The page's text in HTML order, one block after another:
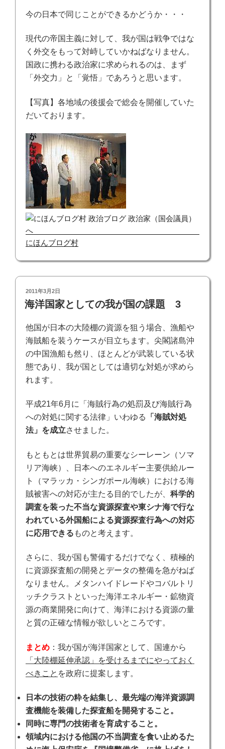
今の日本で同じことができるかどうか・・・
現代の帝国主義に対して、我が国は戦争ではな
く外交をもって対峙していかねばなりません。
国政に携わる政治家に求められるのは、まず
「外交力」と「覚悟」であろうと思います。
【写真】各地域の後援会で総会を開催していた
だいております。
にほんブログ村
投
稿
日:
2011年3月2日
海洋国家としての我が国の課題 3
他国が日本の大陸棚の資源を狙う場合、漁船や
海賊船を装うケースが目立ちます。尖閣諸島沖
の中国漁船も然り、ほとんどが武装している状
態であり、我が国としては適切な対処が求めら
れます。
平成21年6月に「海賊行為の処罰及び海賊行為
への対処に関する法律」いわゆる
「海賊対処
法」を成立させました。
もともとは世界貿易の重要なシーレーン（ソマ
リア海峡）、日本へのエネルギー主要供給ルー
ト（マラッカ・シンガポール海峡）における海
賊被害への対応が主たる目的でしたが、 科学的
調査を装った不当な資源探査や東シナ海で行な
われている外国船による資源探査行為への対応
に応用できる ものと考えます。
さらに、我が国も警備するだけでなく、積極的
に資源探査船の開発とデータの整備を急がねば
なりません。
メタンハイドレードやコバルトリ
ッチクラストといった海洋エネルギー・鉱物資
源の商業開発に向けて、海洋における資源の量
と質の正確な情報が欲しいところです。
まとめ ：我が国が海洋国家として、国連から
「大陸棚延伸承認」を受けるまでにやっておく
べきこと を政府に提案します。
日本の技術の粋を結集し、最先端の海洋資源調
査機能を装備した探査船を開発すること。
同時に専門の技術者を育成すること。
領域内における他国の不当調査を食い止めるた